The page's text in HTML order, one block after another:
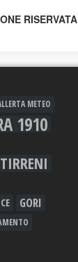
RISERVATA
METEO
1910
GORI